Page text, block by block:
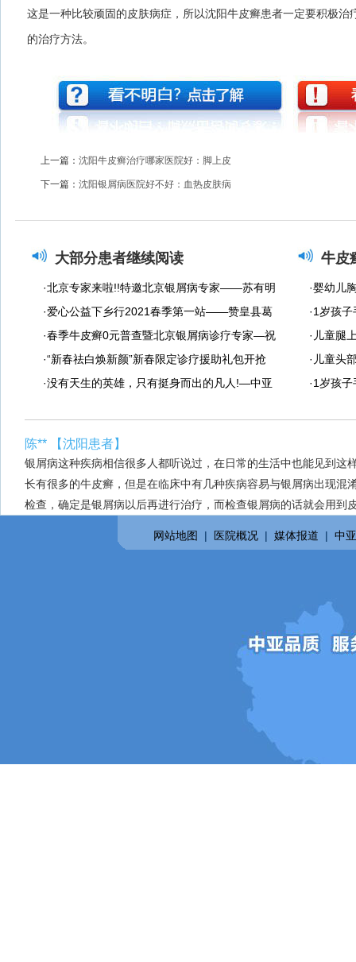
这是一种比较顽固的皮肤病症，所以沈阳牛皮癣患者一定要积极
的治疗方法。
上一篇： 沈阳牛皮癣治疗哪家医院好：脚上皮
下一篇： 沈阳银屑病医院好不好：血热皮肤病
大部分患者继续阅读
·北京专家来啦!!特邀北京银屑病专家——苏有明
教授将于4月5日来院会诊
·爱心公益下乡行2021春季第一站——赞皇县葛
沟村 扶贫济困，托起明天的希望
·春季牛皮癣0元普查暨北京银屑病诊疗专家—祝
清华教授亲临会诊
·“新春祛白焕新颜”新春限定诊疗援助礼包开抢
啦!
·没有天生的英雄，只有挺身而出的凡人!—中亚
牛皮
·婴幼儿
白色是
·1岁孩
·儿童腿
·儿童头
·1岁孩
陈** 【沈阳患者】
银屑病这种疾病相信很多人都听说过，在日常的生活中也能见到这
长有很多的牛皮癣，但是在临床中有几种疾病容易与银屑病出现混
检查，确定是银屑病以后再进行治疗，而检查银屑病的话就会用到
网站地图 | 医院概况 | 媒体报道 | 中